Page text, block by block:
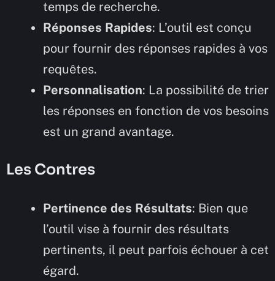
temps de recherche.
Réponses Rapides: L’outil est conçu
pour fournir des réponses rapides à vos
requêtes.
Personnalisation: La possibilité de trier
les réponses en fonction de vos besoins
est un grand avantage.
Les Contres
Pertinence des Résultats: Bien que
l’outil vise à fournir des résultats
pertinents, il peut parfois échouer à cet
égard.